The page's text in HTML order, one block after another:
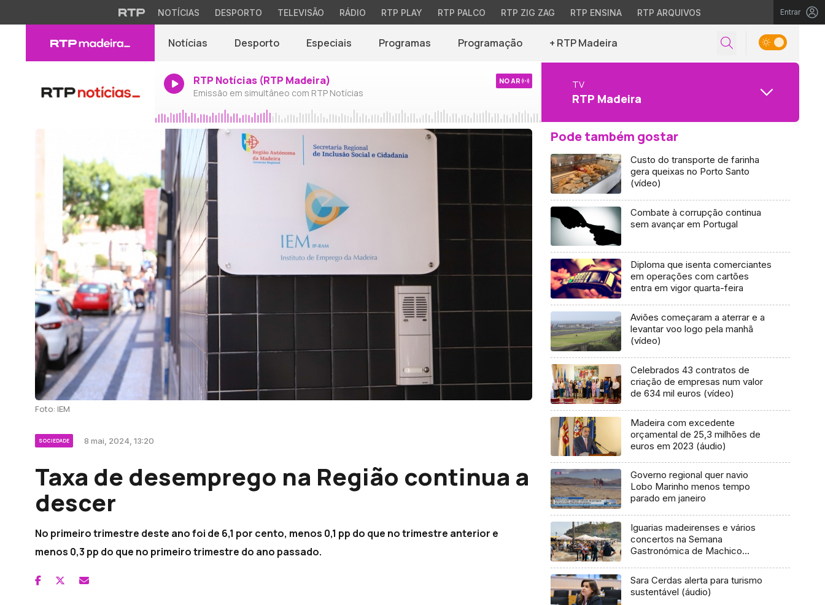
NOTÍCIAS DESPORTO TELEVISÃO RÁDIO RTP PLAY RTP PALCO RTP ZIG ZAG RTP ENSINA RTP ARQUIVOS Entrar
Notícias Desporto Especiais Programas Programação + RTP Madeira
RTP Notícias (RTP Madeira)
Emissão em simultâneo com RTP Notícias
NO AR TV
RTP Madeira
Foto: IEM
SOCIEDADE 8 mai, 2024, 13:20
Taxa de desemprego na Região continua a
descer
No primeiro trimestre deste ano foi de 6,1 por cento, menos 0,1 pp do que no trimestre anterior e
menos 0,3 pp do que no primeiro trimestre do ano passado.
Pode também gostar
Custo do transporte de farinha
gera queixas no Porto Santo
(vídeo)
Combate à corrupção continua
sem avançar em Portugal
Diploma que isenta comerciantes
em operações com cartões
entra em vigor quarta-feira
Aviões começaram a aterrar e a
levantar voo logo pela manhã
(vídeo)
Celebrados 43 contratos de
criação de empresas num valor
de 634 mil euros (vídeo)
Madeira com excedente
orçamental de 25,3 milhões de
euros em 2023 (áudio)
Governo regional quer navio
Lobo Marinho menos tempo
parado em janeiro
Iguarias madeirenses e vários
concertos na Semana
Gastronómica de Machico
Sara Cerdas alerta para turismo
sustentável (áudio)